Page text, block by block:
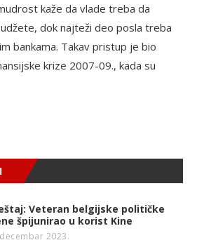
kaže da vlade treba da
dok najteži deo posla treba
bankama. Takav pristup je bio
krize 2007-09., kada su
Veteran belgijske političke
špijunirao u korist Kine
2023.